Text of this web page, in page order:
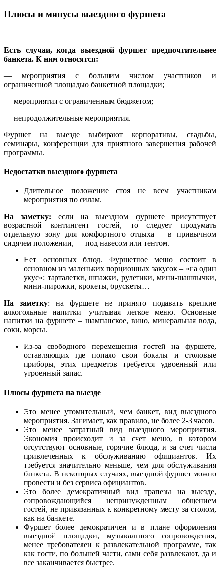
Плюсы и минусы выездного фуршета
Есть случаи, когда выездной фуршет предпочтительнее
банкета. К ним относятся:
— мероприятия с большим числом участников и
ограниченной площадью банкетной площадки;
— мероприятия с ограниченным бюджетом;
— непродолжительные мероприятия.
Фуршет на выезде выбирают корпоративы, свадьбы,
семинары, конференции для приятного завершения рабочей
программы.
Недостатки выездного фуршета
Длительное положение стоя не всем участникам
мероприятия по силам.
На заметку: если на выездном фуршете присутствует
возрастной контингент гостей, то следует продумать
отдельную зону для комфортного отдыха – в привычном
сидячем положении, — под навесом или тентом.
Нет основных блюд. Фуршетное меню состоит в
основном из маленьких порционных закусок – «на один
укус»: тарталетки, шпажки, рулетики, мини-шашлычки,
мини-пирожки, крокеты, брускеты…
На заметку: на фуршете не принято подавать крепкие
алкогольные напитки, учитывая легкое меню. Основные
напитки на фуршете – шампанское, вино, минеральная вода,
соки, морсы.
Из-за свободного перемещения гостей на фуршете,
оставляющих где попало свои бокалы и столовые
приборы, этих предметов требуется удвоенный или
утроенный запас.
Плюсы фуршета на выезде
Это менее утомительный, чем банкет, вид выездного
мероприятия. Занимает, как правило, не более 2-3 часов.
Это менее затратный вид выездного мероприятия.
Экономия происходит и за счет меню, в котором
отсутствуют основные, горячие блюда, и за счет числа
привлеченных к обслуживанию официантов. Их
требуется значительно меньше, чем для обслуживания
банкета. В некоторых случаях, выездной фуршет можно
провести и без сервиса официантов.
Это более демократичный вид трапезы на выезде,
сопровождающийся непринужденным общением
гостей, не привязанных к конкретному месту за столом,
как на банкете.
Фуршет более демократичен и в плане оформления
выездной площадки, музыкального сопровождения,
менее требователен к развлекательной программе, так
как гости, по большей части, сами себя развлекают, да и
все заканчивается быстрее.